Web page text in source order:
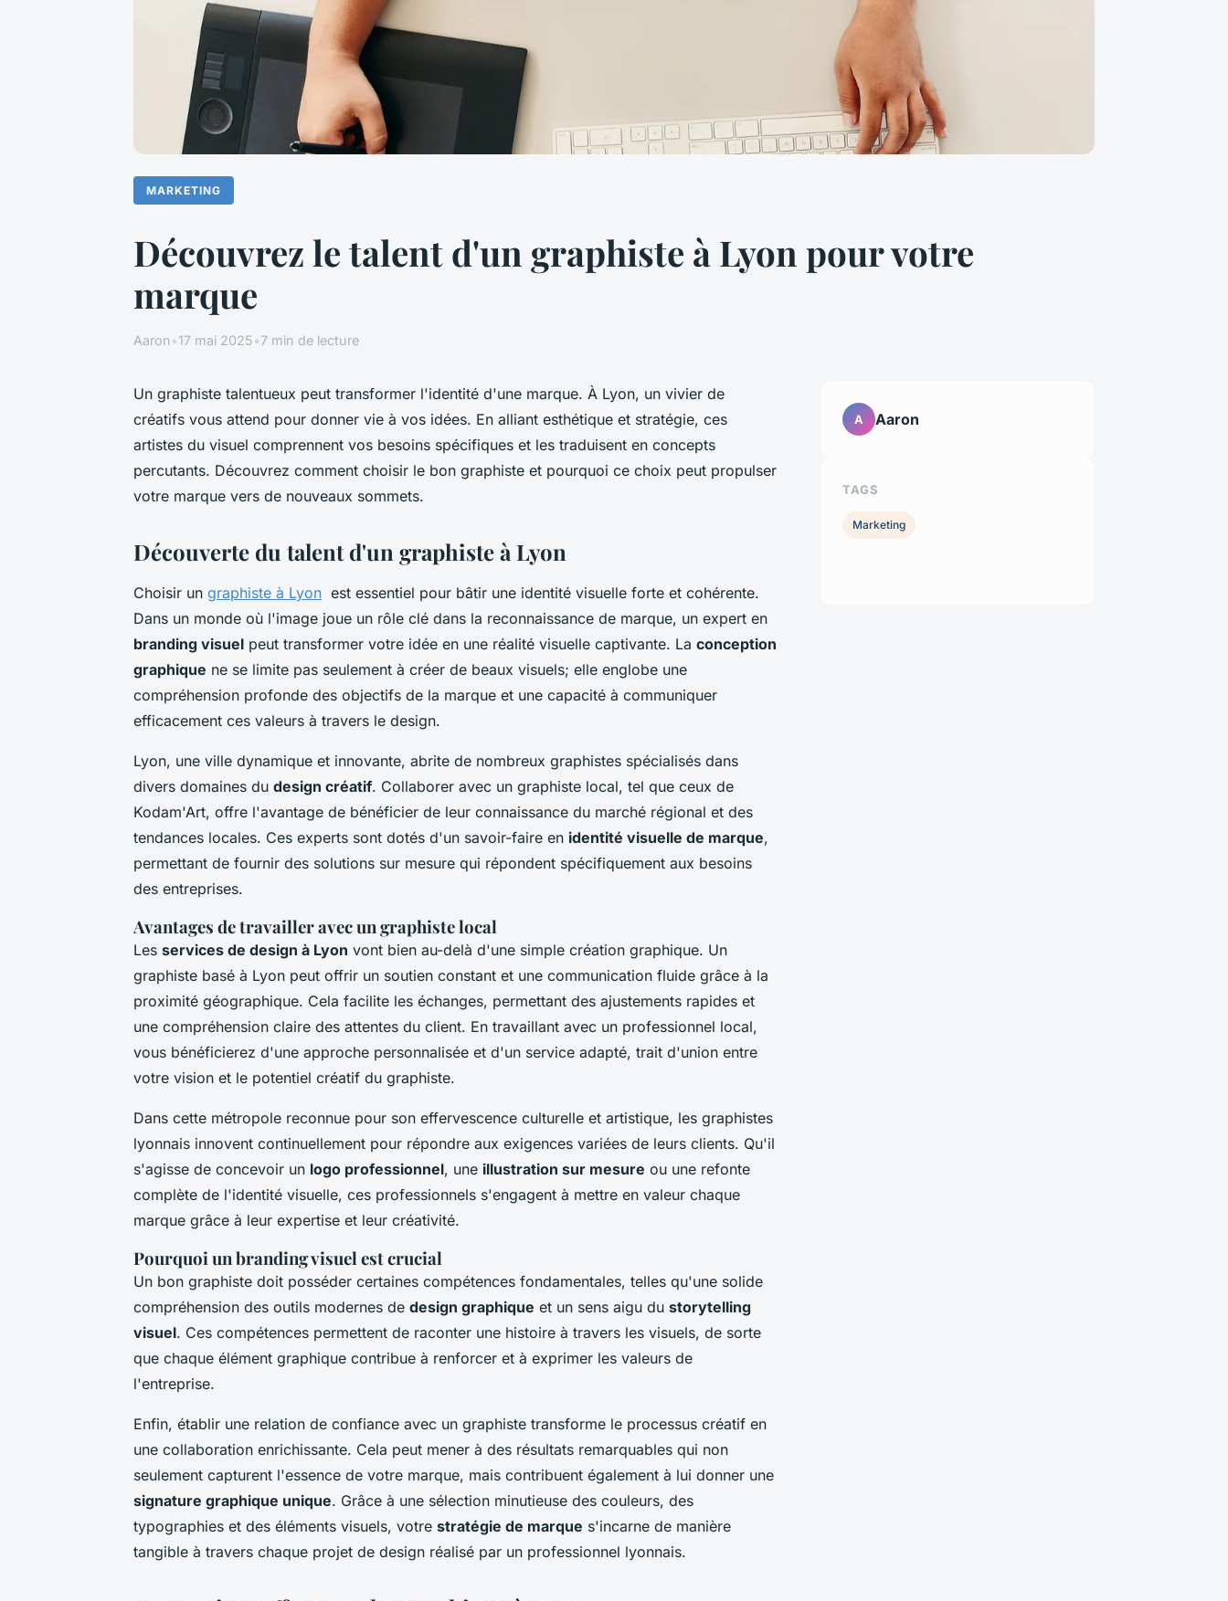
MARKETING
Découvrez le talent d'un graphiste à Lyon pour votre
marque
Aaron•17 mai 2025•7 min de lecture
Un graphiste talentueux peut transformer l'identité d'une marque. À Lyon, un vivier de
créatifs vous attend pour donner vie à vos idées. En alliant esthétique et stratégie, ces
artistes du visuel comprennent vos besoins spécifiques et les traduisent en concepts
percutants. Découvrez comment choisir le bon graphiste et pourquoi ce choix peut propulser
votre marque vers de nouveaux sommets.
Découverte du talent d'un graphiste à Lyon
Choisir un graphiste à Lyon est essentiel pour bâtir une identité visuelle forte et cohérente.
Dans un monde où l'image joue un rôle clé dans la reconnaissance de marque, un expert en
branding visuel peut transformer votre idée en une réalité visuelle captivante. La conception
graphique ne se limite pas seulement à créer de beaux visuels; elle englobe une
compréhension profonde des objectifs de la marque et une capacité à communiquer
efficacement ces valeurs à travers le design.
Lyon, une ville dynamique et innovante, abrite de nombreux graphistes spécialisés dans
divers domaines du design créatif. Collaborer avec un graphiste local, tel que ceux de
Kodam'Art, offre l'avantage de bénéficier de leur connaissance du marché régional et des
tendances locales. Ces experts sont dotés d'un savoir-faire en identité visuelle de marque,
permettant de fournir des solutions sur mesure qui répondent spécifiquement aux besoins
des entreprises.
Avantages de travailler avec un graphiste local
Les services de design à Lyon vont bien au-delà d'une simple création graphique. Un
graphiste basé à Lyon peut offrir un soutien constant et une communication fluide grâce à la
proximité géographique. Cela facilite les échanges, permettant des ajustements rapides et
une compréhension claire des attentes du client. En travaillant avec un professionnel local,
vous bénéficierez d'une approche personnalisée et d'un service adapté, trait d'union entre
votre vision et le potentiel créatif du graphiste.
Dans cette métropole reconnue pour son effervescence culturelle et artistique, les graphistes
lyonnais innovent continuellement pour répondre aux exigences variées de leurs clients. Qu'il
s'agisse de concevoir un logo professionnel, une illustration sur mesure ou une refonte
complète de l'identité visuelle, ces professionnels s'engagent à mettre en valeur chaque
marque grâce à leur expertise et leur créativité.
Pourquoi un branding visuel est crucial
Un bon graphiste doit posséder certaines compétences fondamentales, telles qu'une solide
compréhension des outils modernes de design graphique et un sens aigu du storytelling
visuel. Ces compétences permettent de raconter une histoire à travers les visuels, de sorte
que chaque élément graphique contribue à renforcer et à exprimer les valeurs de
l'entreprise.
Enfin, établir une relation de confiance avec un graphiste transforme le processus créatif en
une collaboration enrichissante. Cela peut mener à des résultats remarquables qui non
seulement capturent l'essence de votre marque, mais contribuent également à lui donner une
signature graphique unique. Grâce à une sélection minutieuse des couleurs, des
typographies et des éléments visuels, votre stratégie de marque s'incarne de manière
tangible à travers chaque projet de design réalisé par un professionnel lyonnais.
A Aaron
TAGS
Marketing